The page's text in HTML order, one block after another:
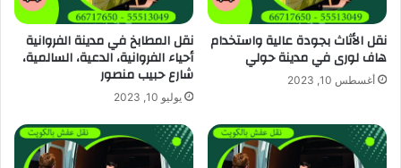
نقل الأثاث بجودة عالية واستخدام
هاف لورى في مدينة حولي
أغسطس 10, 2023
نقل المطابخ في مدينة الفروانية
أحياء الفروانية، الدعية، السالمية،
شارع حبيب منصور
يوليو 10, 2023